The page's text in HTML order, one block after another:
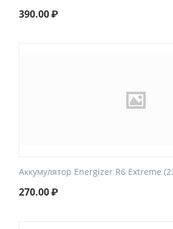
390.00₽
Аккумулятор Energizer R6 Extreme
270.00₽